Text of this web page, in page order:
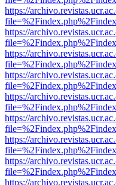
https://
https://
https://
https://
https://
https://
https://
https://
https://